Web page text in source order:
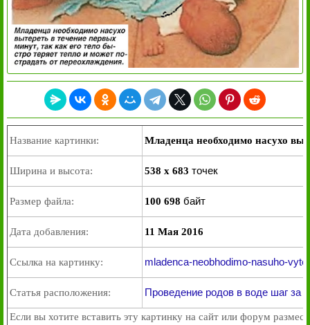
Название картинки: Младенца необходимо насухо
Ширина и высота: 538 x 683 точек
Размер файла: 100 698 байт
Дата добавления: 11 Мая 2016
Ссылка на картинку: mladenca-neobhodimo-nasuho-
Статья расположения: Проведение родов в воде шаг за
Если вы хотите вставить эту картинку на сайт или форум